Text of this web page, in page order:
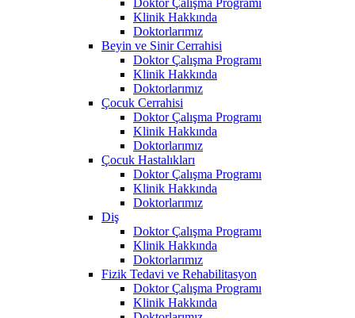
Klinik Hakkında
Doktorlarımız
Beyin ve Sinir Cerrahisi
Doktor Çalışma Programı
Klinik Hakkında
Doktorlarımız
Çocuk Cerrahisi
Doktor Çalışma Programı
Klinik Hakkında
Doktorlarımız
Çocuk Hastalıkları
Doktor Çalışma Programı
Klinik Hakkında
Doktorlarımız
Diş
Doktor Çalışma Programı
Klinik Hakkında
Doktorlarımız
Fizik Tedavi ve Rehabilitasyon
Doktor Çalışma Programı
Klinik Hakkında